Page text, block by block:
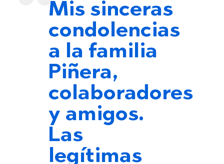
Mis sinceras
condolencias
a la familia
Piñera,
colaboradores
y amigos.
Las
legítimas